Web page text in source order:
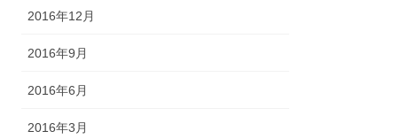
2016年12月
2016年9月
2016年6月
2016年3月